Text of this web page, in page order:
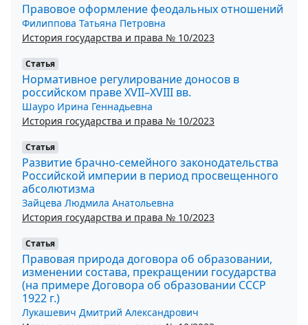
Правовое оформление феодальных отношений
Филиппова Татьяна Петровна
История государства и права № 10/2023
Статья
Нормативное регулирование доносов в
российском праве XVII–XVIII вв.
Шауро Ирина Геннадьевна
История государства и права № 10/2023
Статья
Развитие брачно-семейного законодательства
Российской империи в период просвещенного
абсолютизма
Зайцева Людмила Анатольевна
История государства и права № 10/2023
Статья
Правовая природа договора об образовании,
изменении состава, прекращении государства
(на примере Договора об образовании СССР
1922 г.)
Лукашевич Дмитрий Александрович